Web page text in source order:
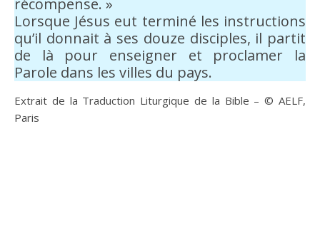
récompense. »
Lorsque Jésus eut terminé les instructions
qu’il donnait à ses douze disciples, il partit
de là pour enseigner et proclamer la
Parole dans les villes du pays.
Extrait de la Traduction Liturgique de la Bible – © AELF,
Paris